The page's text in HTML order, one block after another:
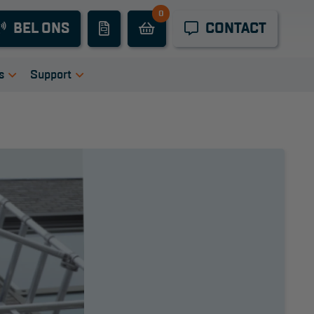
BEL ONS
0
CONTACT
Industrieel
onderhoud
video's
Support
Wet- en regelgeving
voorwaarden
Webshop
voorwaarden